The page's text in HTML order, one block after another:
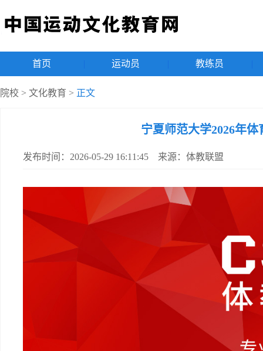
首页 运动员 教练员
院校 > 文化教育 > 正文
宁夏师范大学2026年
发布时间：2026-05-29 16:11:45 来源：体教联盟